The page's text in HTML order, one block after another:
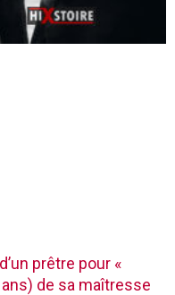
prêtre pour «
de sa maîtresse